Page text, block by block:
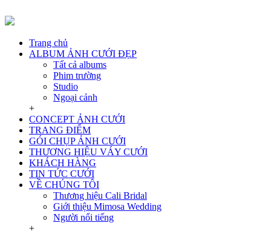
Trang chủ
ALBUM ẢNH CƯỚI ĐẸP
Tất cả albums
Phim trường
Studio
Ngoại cảnh
+
CONCEPT ẢNH CƯỚI
TRANG ĐIỂM
GÓI CHỤP ẢNH CƯỚI
THƯƠNG HIỆU VÁY CƯỚI
KHÁCH HÀNG
TIN TỨC CƯỚI
VỀ CHÚNG TÔI
Thương hiệu Cali Bridal
Giới thiệu Mimosa Wedding
Người nổi tiếng
+